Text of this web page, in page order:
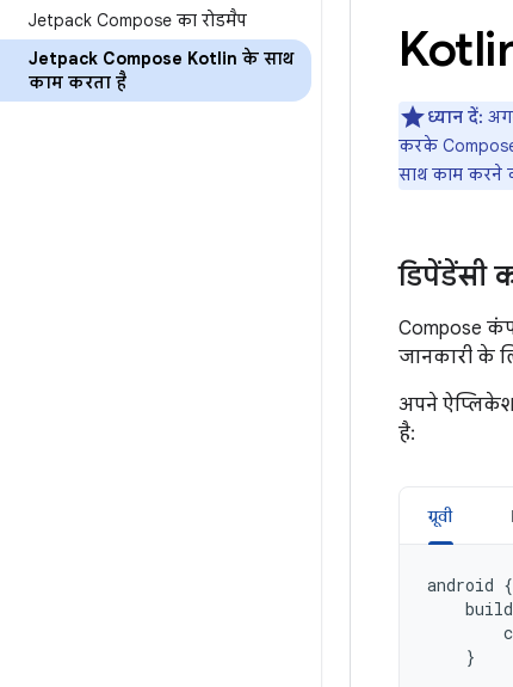
Jetpack Compose का रोडमैप
Jetpack Compose Kotlin के साथ
काम करता है
ध्यान दें:
करके
साथ काम करने
डिपेंडेंसी
Compose
जानकारी के
अपने
है:
ग्रूवी
android {
}